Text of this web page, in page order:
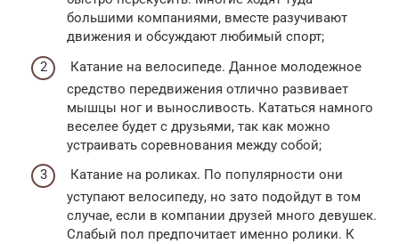
большими компаниями, вместе разучивают
движения и обсуждают любимый спорт;
Катание на велосипеде. Данное молодежное
средство передвижения отлично развивает
мышцы ног и выносливость. Кататься намного
веселее будет с друзьями, так как можно
устраивать соревнования между собой;
Катание на роликах. По популярности они
уступают велосипеду, но зато подойдут в том
случае, если в компании друзей много девушек.
Слабый пол предпочитает именно ролики. К